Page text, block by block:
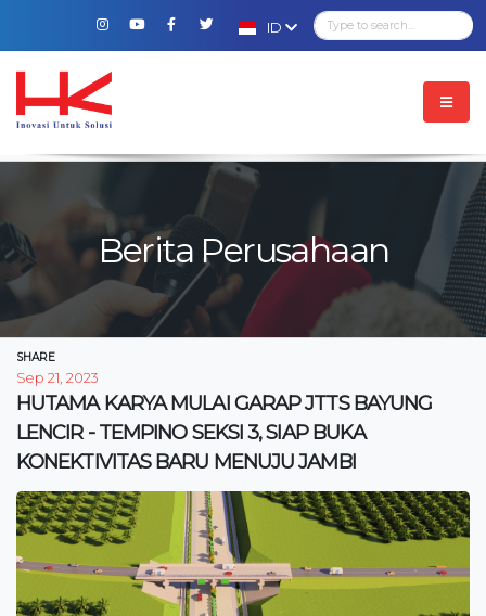
ID
Berita Perusahaan
SHARE
Sep 21, 2023
HUTAMA KARYA MULAI GARAP JTTS BAYUNG
LENCIR - TEMPINO SEKSI 3, SIAP BUKA
KONEKTIVITAS BARU MENUJU JAMBI